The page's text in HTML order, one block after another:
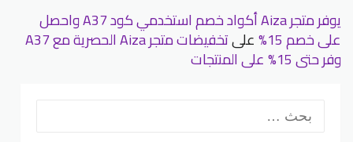
يوفر متجر Aiza أكواد خصم استخدمي كود A37 واحصل
على خصم 15% على تخفيضات متجر Aiza الحصرية مع A37
وفر حتى 15% على المنتجات
البحث
عن: